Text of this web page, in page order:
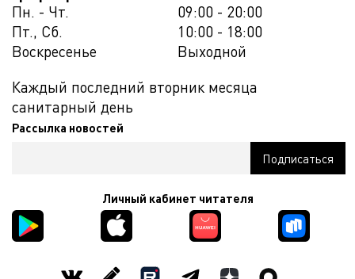
Пн. - Чт.
09:00 - 20:00
Пт., Сб.
10:00 - 18:00
Воскресенье
Выходной
Каждый последний вторник месяца
санитарный день
Рассылка новостей
Личный кабинет читателя